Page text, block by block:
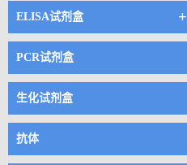
ELISA试剂盒 +
PCR试剂盒
生化试剂盒
抗体